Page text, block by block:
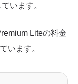
います。
Liteの料金
います。